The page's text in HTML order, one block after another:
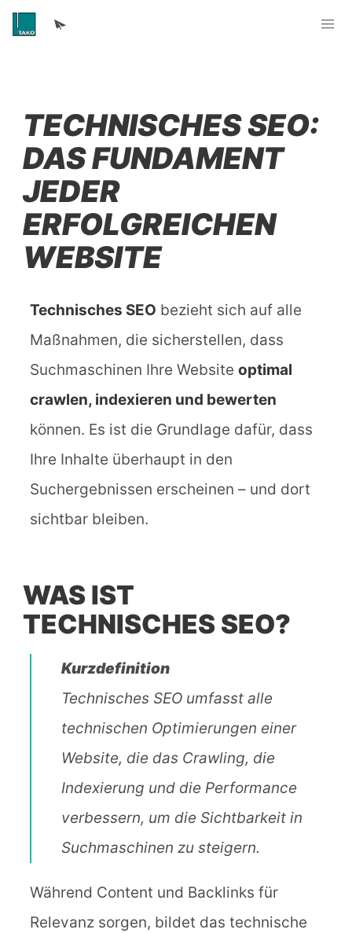
TECHNISCHES SEO:
DAS FUNDAMENT
JEDER
ERFOLGREICHEN
WEBSITE
Technisches SEO bezieht sich auf alle
Maßnahmen, die sicherstellen, dass
Suchmaschinen Ihre Websiteoptimal
crawlen, indexieren und bewerten
können. Es ist die Grundlage dafür, dass
Ihre Inhalte überhaupt in den
Suchergebnissen erscheinen – und dort
sichtbar bleiben.
WAS IST
TECHNISCHES SEO?
Kurzdefinition
Technisches SEO umfasst alle
technischen Optimierungen einer
Website, die das Crawling, die
Indexierung und die Performance
verbessern, um die Sichtbarkeit in
Suchmaschinen zu steigern.
Während Content und Backlinks für
Relevanz sorgen, bildet das technische